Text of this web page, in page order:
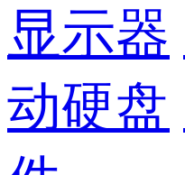
显示器
动硬盘